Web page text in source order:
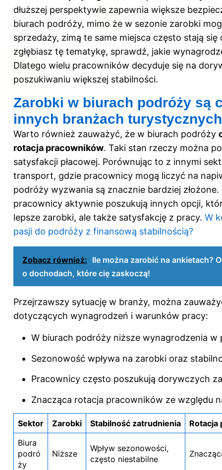
dłuższej perspektywie zapewnia większe
biurach podróży, mimo że w sezonie zarobki
sprzedaży, zimą te same miejsca często stają
zgłębiasz tę tematykę, sprawdź, jakie
Dlatego wielu pracowników decyduje się na
poszukiwaniu większej stabilności.
Zarobki w biurach podróży są
innych branżach turystycznych
Warto również zauważyć, że w biurach podróży
rotacja pracowników. Taki stan rzeczy można
satysfakcji płacowej. Porównując to z innymi
transport, gdzie pracownicy mogą liczyć na
podróży wyzwania są znacznie bardziej złożone.
pracownicy aktywnie poszukują innych opcji,
lepsze zarobki, ale także satysfakcję z pracy. W
pasji do podróży z finansową stabilnością?
Zobacz również: Ile można zarobić na ankietach?
o dochodach, które cię zaskoczą!
Przejrzawszy sytuację w branży, można
dotyczących wynagrodzeń i warunków pracy:
W biurach podróży niższe wynagrodzenia w
Sezonowość wpływa na zarobki oraz
Pracownicy często poszukują dorywczych
Znacząca rotacja pracowników ze względu
Sektor Zarobki Stabilność zatrudnienia
Rotacja
Biura
podró
ży
Niższe
Wpływ sezonowości,
często niestabilne